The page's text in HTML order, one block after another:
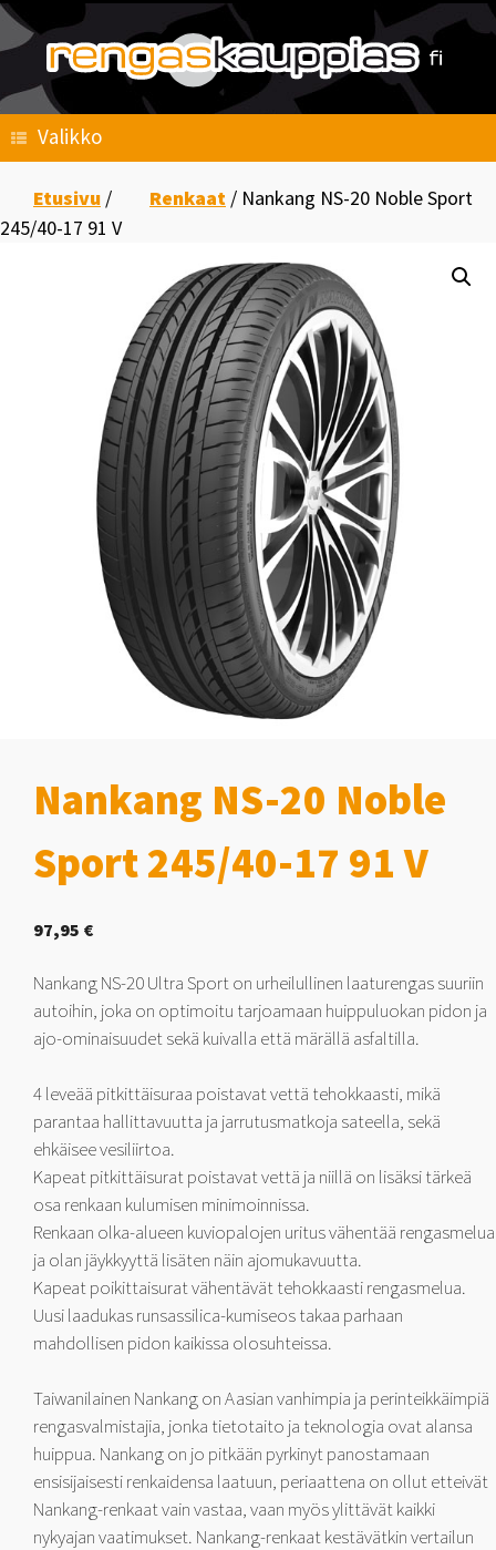
Skip
content
Valikko
Etusivu / Renkaat / Nankang NS-20 Noble Sport
245/40-17 91 V
Nankang NS-20 Noble
Sport 245/40-17 91 V
97,95 €
Nankang NS-20 Ultra Sport on urheilullinen laaturengas suuriin
autoihin, joka on optimoitu tarjoamaan huippuluokan pidon ja
ajo-ominaisuudet sekä kuivalla että märällä asfaltilla.
4 leveää pitkittäisuraa poistavat vettä tehokkaasti, mikä
parantaa hallittavuutta ja jarrutusmatkoja sateella, sekä
ehkäisee vesiliirtoa.
Kapeat pitkittäisurat poistavat vettä ja niillä on lisäksi tärkeä
osa renkaan kulumisen minimoinnissa.
Renkaan olka-alueen kuviopalojen uritus vähentää rengasmelua
ja olan jäykkyyttä lisäten näin ajomukavuutta.
Kapeat poikittaisurat vähentävät tehokkaasti rengasmelua.
Uusi laadukas runsassilica-kumiseos takaa parhaan
mahdollisen pidon kaikissa olosuhteissa.
Taiwanilainen Nankang on Aasian vanhimpia ja perinteikkäimpiä
rengasvalmistajia, jonka tietotaito ja teknologia ovat alansa
huippua. Nankang on jo pitkään pyrkinyt panostamaan
ensisijaisesti renkaidensa laatuun, periaattena on ollut etteivät
Nankang-renkaat vain vastaa, vaan myös ylittävät kaikki
nykyajan vaatimukset. Nankang-renkaat kestävätkin vertailun